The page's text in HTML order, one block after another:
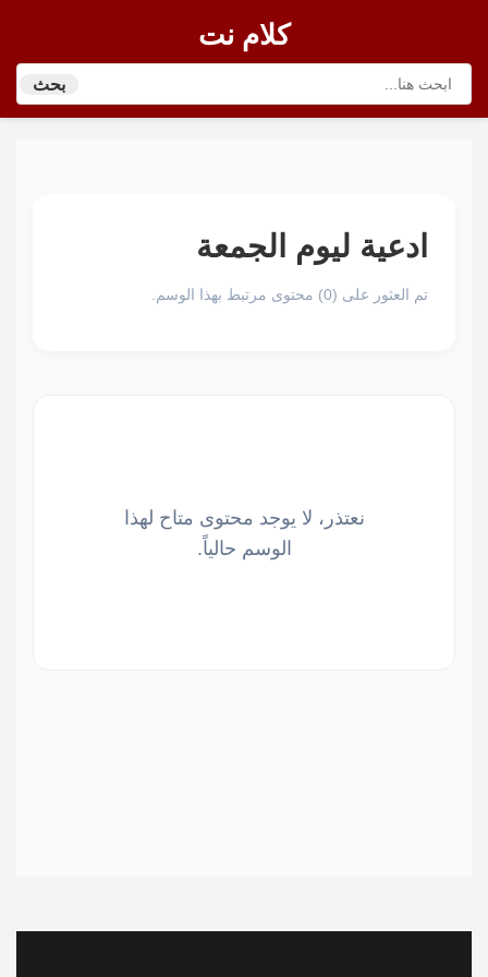
كلام نت
بحث
ادعية ليوم الجمعة
تم العثور على (0) محتوى مرتبط بهذا الوسم.
نعتذر، لا يوجد محتوى متاح لهذا
الوسم حالياً.